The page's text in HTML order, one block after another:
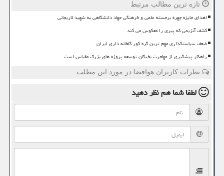
تازه ترین مطالب مرتبط
اهدای جایزه چهره برجسته علمی و فرهنگی جهاد دانشگاهی به شهید لاریجانی
کشف آنزیمی که پیری را معکوس می کند
ضعف سیاستگذاری مهم ترین گره کور گلخانه داری ایران
راهکار پیشگیری از مهاجرت نخبگان توسعه پروژه های بزرگ مقیاس است
نظرات کاربران هوافضا در مورد این مطلب
لطفا شما همنظر دهید